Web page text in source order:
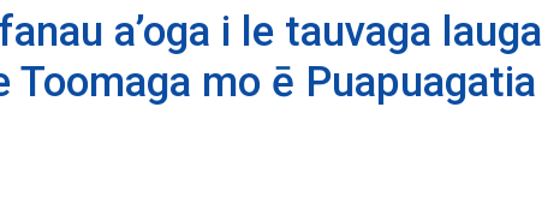
a’oga i le tauvaga lauga
Toomaga mo ē Puapuagatia